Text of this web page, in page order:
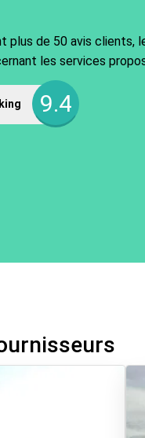
plus de 50 avis clients,
les services
9.4